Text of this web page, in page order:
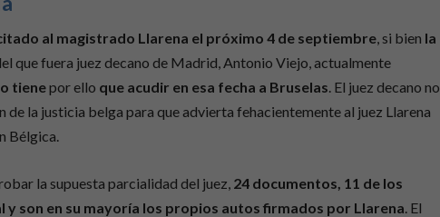
al magistrado Llarena el próximo 4 de septiembre, si bien la
que fuera juez decano de Madrid, Antonio Viejo, actualmente
tienepor ello que acudir en esa fecha a Bruselas. El juez decano no
de la justicia belga para que advierta fehacientemente al juez Llarena
Bélgica.
la supuesta parcialidad del juez, 24 documentos, 11 de los
y son en su mayoría los propios autos firmados por Llarena. El